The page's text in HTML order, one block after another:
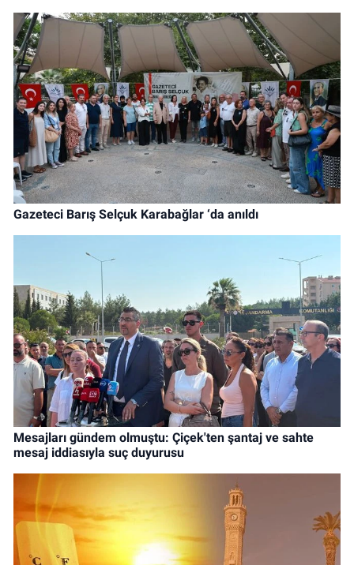
Gazeteci Barış Selçuk Karabağlar ‘da anıldı
Mesajları gündem olmuştu: Çiçek'ten şantaj ve sahte
mesaj iddiasıyla suç duyurusu